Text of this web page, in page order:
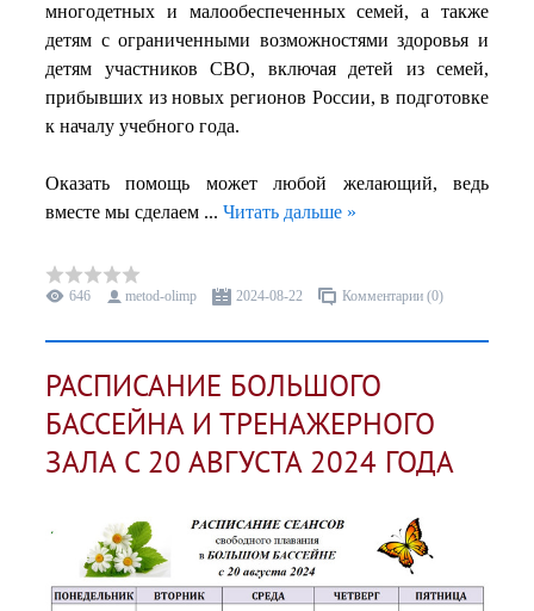
многодетных и малообеспеченных семей, а также
детям с ограниченными возможностями здоровья и
детям участников СВО, включая детей из семей,
прибывших из новых регионов России, в подготовке
к началу учебного года.
Оказать помощь может любой желающий, ведь
вместе мы сделаем ... Читать дальше »
646 metod-olimp 2024-08-22 Комментарии (0)
РАСПИСАНИЕ БОЛЬШОГО
БАССЕЙНА И ТРЕНАЖЕРНОГО
ЗАЛА С 20 АВГУСТА 2024 ГОДА